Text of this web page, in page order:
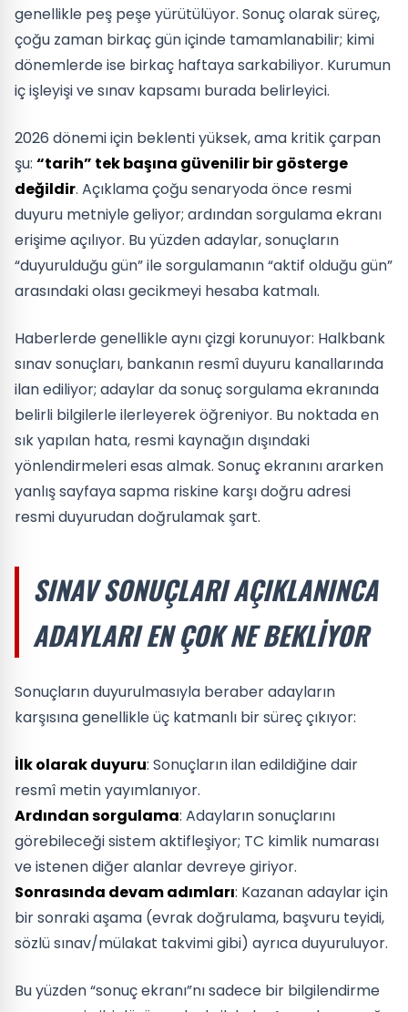
genellikle peş peşe yürütülüyor. Sonuç olarak süreç,
çoğu zaman birkaç gün içinde tamamlanabilir; kimi
dönemlerde ise birkaç haftaya sarkabiliyor. Kurumun
iç işleyişi ve sınav kapsamı burada belirleyici.
2026 dönemi için beklenti yüksek, ama kritik çarpan
şu: “tarih” tek başına güvenilir bir gösterge
değildir. Açıklama çoğu senaryoda önce resmi
duyuru metniyle geliyor; ardından sorgulama ekranı
erişime açılıyor. Bu yüzden adaylar, sonuçların
“duyurulduğu gün” ile sorgulamanın “aktif olduğu gün”
arasındaki olası gecikmeyi hesaba katmalı.
Haberlerde genellikle aynı çizgi korunuyor: Halkbank
sınav sonuçları, bankanın resmî duyuru kanallarında
ilan ediliyor; adaylar da sonuç sorgulama ekranında
belirli bilgilerle ilerleyerek öğreniyor. Bu noktada en
sık yapılan hata, resmi kaynağın dışındaki
yönlendirmeleri esas almak. Sonuç ekranını ararken
yanlış sayfaya sapma riskine karşı doğru adresi
resmi duyurudan doğrulamak şart.
SINAV SONUÇLARI AÇIKLANINCA
ADAYLARI EN ÇOK NE BEKLIYOR
Sonuçların duyurulmasıyla beraber adayların
karşısına genellikle üç katmanlı bir süreç çıkıyor:
İlk olarak duyuru: Sonuçların ilan edildiğine dair
resmî metin yayımlanıyor.
Ardından sorgulama: Adayların sonuçlarını
görebileceği sistem aktifleşiyor; TC kimlik numarası
ve istenen diğer alanlar devreye giriyor.
Sonrasında devam adımları: Kazanan adaylar için
bir sonraki aşama (evrak doğrulama, başvuru teyidi,
sözlü sınav/mülakat takvimi gibi) ayrıca duyuruluyor.
Bu yüzden “sonuç ekranı”nı sadece bir bilgilendirme